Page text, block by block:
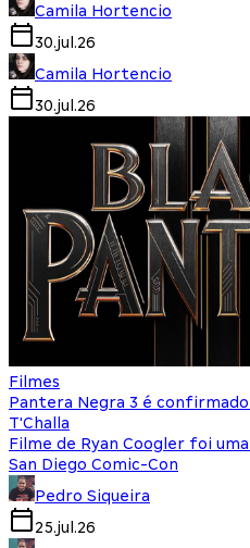
Camila Hortencio
30.jul.26
Camila Hortencio
30.jul.26
Filmes
Pantera Negra 3 é
T'Challa
Filme de Ryan Coogler foi
San Diego Comic-Con
Pedro Siqueira
25.jul.26